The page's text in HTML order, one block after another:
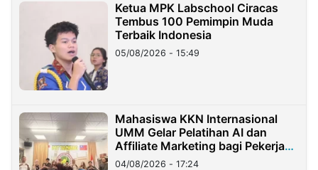
Ketua MPK Labschool Ciracas
Tembus 100 Pemimpin Muda
Terbaik Indonesia
05/08/2026 - 15:49
Mahasiswa KKN Internasional
UMM Gelar Pelatihan AI dan
Affiliate Marketing bagi Pekerja
Migran Indonesia di Taiwan
04/08/2026 - 17:24